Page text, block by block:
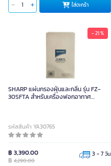
ใส่ตะกร้า
- 21 %
SHARP แผ่นกรองฝุ่นและกลิ่น รุ่น FZ-
30SFTA สำหรับเครื่องฟอกอากาศ
รหัสสินค้า YA30765
฿ 3,390.00
฿ 4,290.00
3 - 7 วัน